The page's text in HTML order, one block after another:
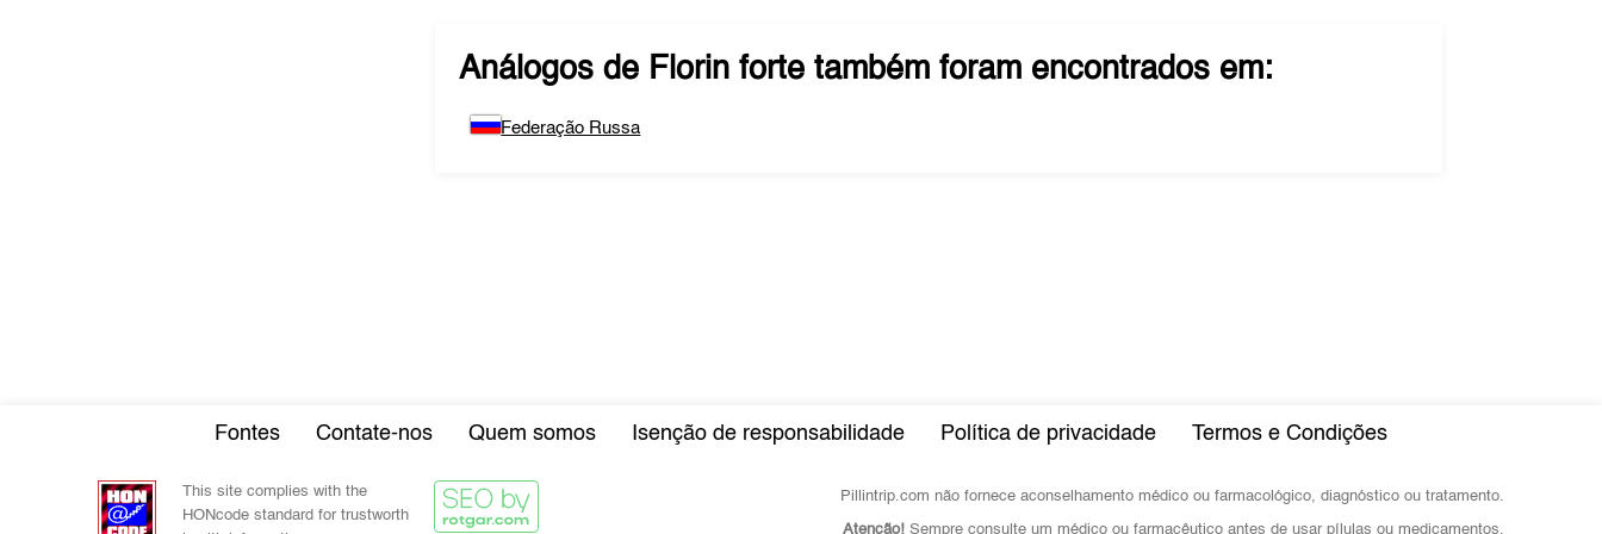
Análogos de Florin forte também foram encontrados em:
Federação Russa
Fontes Contate-nos Quem somos Isenção de responsabilidade Política de privacidade Termos e Condições
This site complies with the
HONcode standard for trustworth
Pillintrip.com não fornece aconselhamento médico ou farmacológico, diagnóstico ou tratamento.
Atenção! Sempre consulte um médico ou farmacêutico antes de usar pílulas ou medicamentos.